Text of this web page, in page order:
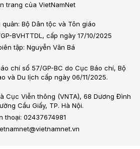
trang của VietNamNet
Bộ Dân tộc và Tôn giáo
BVHTTDL, cấp ngày 17/10/2025
tập: Nguyễn Văn Bá
chí số 57/GP-BC do Cục Báo chí, Bộ
và Du lịch cấp ngày 06/11/2025.
Cục Viễn thông (VNTA), 68 Dương Đình
Cầu Giấy, TP. Hà Nội.
thoại: 02437674981